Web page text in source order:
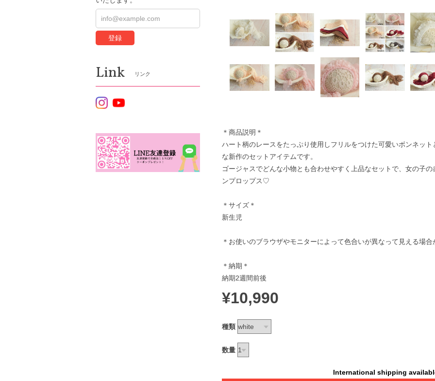
＊商品説明＊
ハート柄のレースをたっぷり使用しフリルをつけた可愛いボンネッ
な新作のセットアイテムです。
ゴージャスでどんな小物とも合わせやすく上品なセットで、女の子
ンプロップス♡
＊サイズ＊
新生児
＊お使いのブラウザやモニターによって色合いが異なって見える場合
＊納期＊
納期2週間前後
¥10,990
種類
数量
International shipping
登録
Link リンク